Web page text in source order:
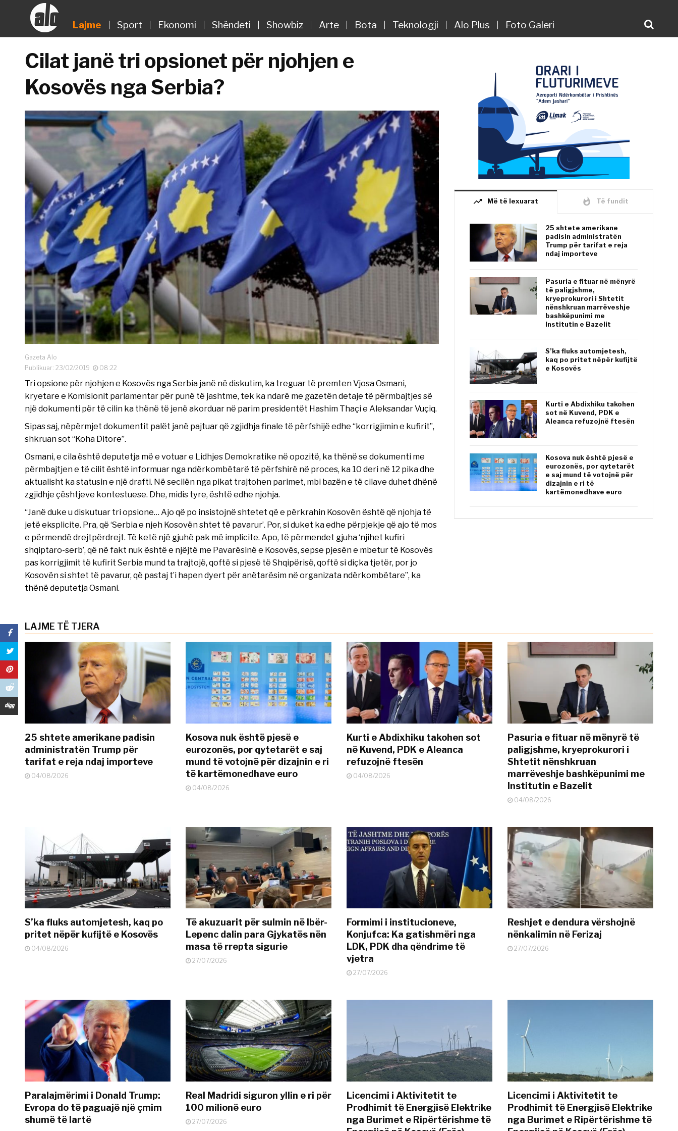
Lajme Sport Ekonomi Shëndeti Showbiz Arte Bota Teknologji Alo Plus Foto Galeri
Cilat janë tri opsionet për njohjen e
Kosovës nga Serbia?
Gazeta Alo
Publikuar: 23/02/2019
08:22
Tri opsione për njohjen e Kosovës nga Serbia janë në diskutim, ka treguar të premten Vjosa Osmani,
kryetare e Komisionit parlamentar për punë të jashtme, tek ka ndarë me gazetën detaje të përmbajtjes së
një dokumenti për të cilin ka thënë të jenë akorduar në parim presidentët Hashim Thaçi e Aleksandar Vuçiq.
Sipas saj, nëpërmjet dokumentit palët janë pajtuar që zgjidhja finale të përfshijë edhe “korrigjimin e kufirit”,
shkruan sot “Koha Ditore”.
Osmani, e cila është deputetja më e votuar e Lidhjes Demokratike në opozitë, ka thënë se dokumenti me
përmbajtjen e të cilit është informuar nga ndërkombëtarë të përfshirë në proces, ka 10 deri në 12 pika dhe
aktualisht ka statusin e një drafti. Në secilën nga pikat trajtohen parimet, mbi bazën e të cilave duhet dhënë
zgjidhje çështjeve kontestuese. Dhe, midis tyre, është edhe njohja.
“Janë duke u diskutuar tri opsione… Ajo që po insistojnë shtetet që e përkrahin Kosovën është që njohja të
jetë eksplicite. Pra, që ‘Serbia e njeh Kosovën shtet të pavarur’. Por, si duket ka edhe përpjekje që ajo të mos
e përmendë drejtpërdrejt. Të ketë një gjuhë pak më implicite. Apo, të përmendet gjuha ‘njihet kufiri
shqiptaro-serb’, që në fakt nuk është e njëjtë me Pavarësinë e Kosovës, sepse pjesën e mbetur të Kosovës
pas korrigjimit të kufirit Serbia mund ta trajtojë, qoftë si pjesë të Shqipërisë, qoftë si diçka tjetër, por jo
Kosovën si shtet të pavarur, që pastaj t’i hapen dyert për anëtarësim në organizata ndërkombëtare”, ka
thënë deputetja Osmani.
trending_up Më të lexuarat whatshot Të fundit
25 shtete amerikane
padisin administratën
Trump për tarifat e reja
ndaj importeve
Pasuria e fituar në mënyrë
të paligjshme,
kryeprokurori i Shtetit
nënshkruan marrëveshje
bashkëpunimi me
Institutin e Bazelit
S’ka fluks automjetesh,
kaq po pritet nëpër kufijtë
e Kosovës
Kurti e Abdixhiku takohen
sot në Kuvend, PDK e
Aleanca refuzojnë ftesën
Kosova nuk është pjesë e
eurozonës, por qytetarët
e saj mund të votojnë për
dizajnin e ri të
kartëmonedhave euro
LAJME TË TJERA
25 shtete amerikane padisin
administratën Trump për
tarifat e reja ndaj importeve
04/08/2026
Kosova nuk është pjesë e
eurozonës, por qytetarët e saj
mund të votojnë për dizajnin e ri
të kartëmonedhave euro
04/08/2026
Kurti e Abdixhiku takohen sot
në Kuvend, PDK e Aleanca
refuzojnë ftesën
04/08/2026
Pasuria e fituar në mënyrë të
paligjshme, kryeprokurori i
Shtetit nënshkruan
marrëveshje bashkëpunimi me
Institutin e Bazelit
04/08/2026
S’ka fluks automjetesh, kaq po
pritet nëpër kufijtë e Kosovës
04/08/2026
Të akuzuarit për sulmin në Ibër-
Lepenc dalin para Gjykatës nën
masa të rrepta sigurie
27/07/2026
Formimi i institucioneve,
Konjufca: Ka gatishmëri nga
LDK, PDK dha qëndrime të
vjetra
27/07/2026
Reshjet e dendura vërshojnë
nënkalimin në Ferizaj
27/07/2026
Paralajmërimi i Donald Trump:
Evropa do të paguajë një çmim
shumë të lartë
Real Madridi siguron yllin e ri për
100 milionë euro
27/07/2026
Licencimi i Aktivitetit te
Prodhimit të Energjisë Elektrike
nga Burimet e Ripërtërishme të
Licencimi i Aktivitetit te
Prodhimit të Energjisë Elektrike
nga Burimet e Ripërtërishme të